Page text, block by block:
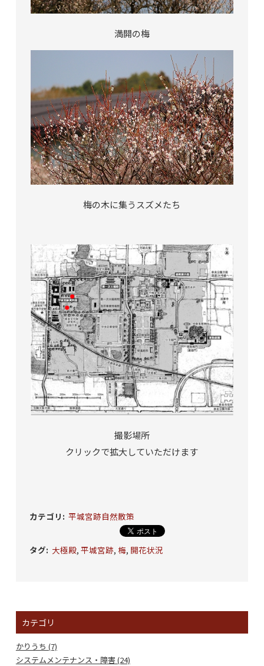
満開の梅
梅の木に集うスズメたち
撮影場所
クリックで拡大していただけます
カテゴリ : 平城宮跡自然散策
タグ: 大極殿, 平城宮跡, 梅, 開花状況
カテゴリ
かりうち (7)
システムメンテナンス・障害 (24)